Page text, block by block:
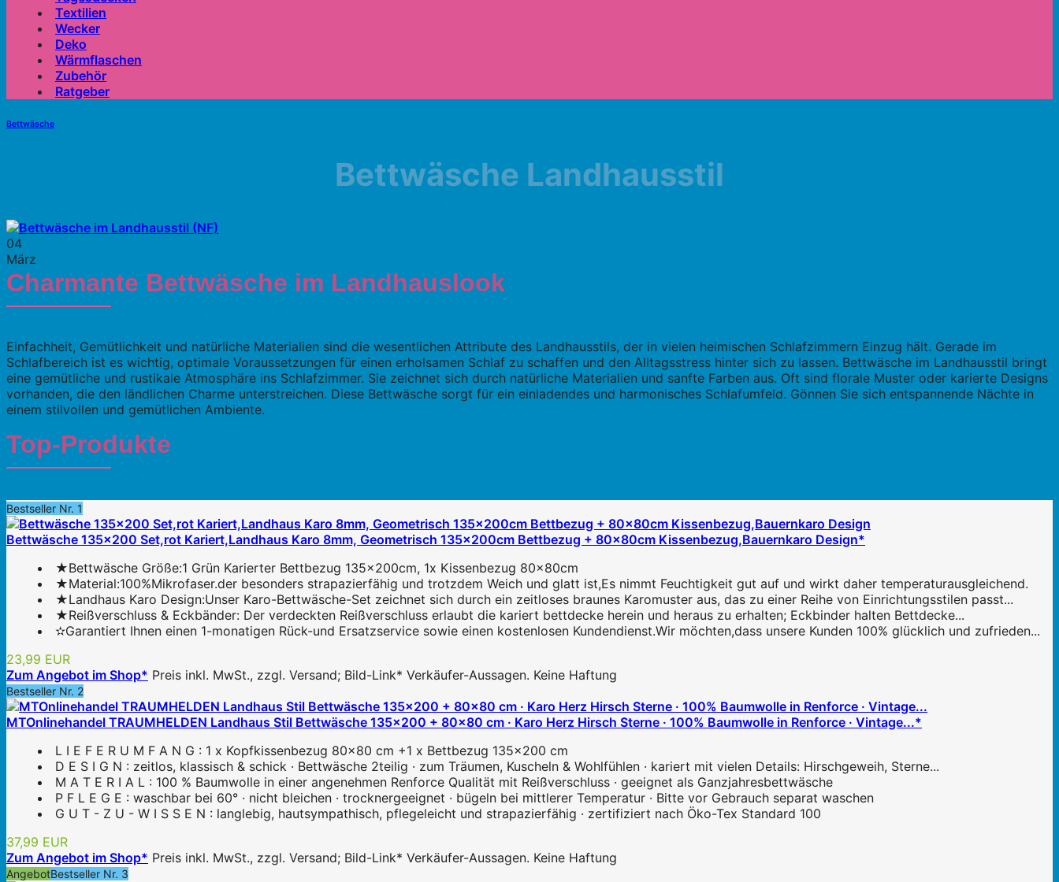
Textilien
Wecker
Deko
Wärmflaschen
Zubehör
Ratgeber
Bettwäsche
Bettwäsche Landhausstil
04
März
Charmante Bettwäsche im Landhauslook
Einfachheit, Gemütlichkeit und natürliche Materialien sind die wesentlichen Attribute des Landhausstils, der in vielen heimischen Schlafzimmern Einzug hält. Gerade im
Schlafbereich ist es wichtig, optimale Voraussetzungen für einen erholsamen Schlaf zu schaffen und den Alltagsstress hinter sich zu lassen. Bettwäsche im Landhausstil bringt
eine gemütliche und rustikale Atmosphäre ins Schlafzimmer. Sie zeichnet sich durch natürliche Materialien und sanfte Farben aus. Oft sind florale Muster oder karierte Designs
vorhanden, die den ländlichen Charme unterstreichen. Diese Bettwäsche sorgt für ein einladendes und harmonisches Schlafumfeld. Gönnen Sie sich entspannende Nächte in
einem stilvollen und gemütlichen Ambiente.
Top-Produkte
Bestseller Nr. 1
Bettwäsche 135x200 Set,rot Kariert,Landhaus Karo 8mm, Geometrisch 135x200cm Bettbezug + 80x80cm Kissenbezug,Bauernkaro Design*
★Bettwäsche Größe:1 Grün Karierter Bettbezug 135x200cm, 1x Kissenbezug 80x80cm
★Material:100%Mikrofaser.der besonders strapazierfähig und trotzdem Weich und glatt ist,Es nimmt Feuchtigkeit gut auf und wirkt daher temperaturausgleichend.
★Landhaus Karo Design:Unser Karo-Bettwäsche-Set zeichnet sich durch ein zeitloses braunes Karomuster aus, das zu einer Reihe von Einrichtungsstilen passt...
★Reißverschluss & Eckbänder: Der verdeckten Reißverschluss erlaubt die kariert bettdecke herein und heraus zu erhalten; Eckbinder halten Bettdecke...
✫Garantiert Ihnen einen 1-monatigen Rück-und Ersatzservice sowie einen kostenlosen Kundendienst.Wir möchten,dass unsere Kunden 100% glücklich und zufrieden...
23,99 EUR
Zum Angebot im Shop* Preis inkl. MwSt., zzgl. Versand; Bild-Link* Verkäufer-Aussagen. Keine Haftung
Bestseller Nr. 2
MTOnlinehandel TRAUMHELDEN Landhaus Stil Bettwäsche 135x200 + 80x80 cm · Karo Herz Hirsch Sterne · 100% Baumwolle in Renforce · Vintage...*
L I E F E R U M F A N G : 1 x Kopfkissenbezug 80x80 cm +1 x Bettbezug 135x200 cm
D E S I G N : zeitlos, klassisch & schick · Bettwäsche 2teilig · zum Träumen, Kuscheln & Wohlfühlen · kariert mit vielen Details: Hirschgeweih, Sterne...
M A T E R I A L : 100 % Baumwolle in einer angenehmen Renforce Qualität mit Reißverschluss · geeignet als Ganzjahresbettwäsche
P F L E G E : waschbar bei 60° · nicht bleichen · trocknergeeignet · bügeln bei mittlerer Temperatur · Bitte vor Gebrauch separat waschen
G U T - Z U - W I S S E N : langlebig, hautsympathisch, pflegeleicht und strapazierfähig · zertifiziert nach Öko-Tex Standard 100
37,99 EUR
Zum Angebot im Shop* Preis inkl. MwSt., zzgl. Versand; Bild-Link* Verkäufer-Aussagen. Keine Haftung
AngebotBestseller Nr. 3